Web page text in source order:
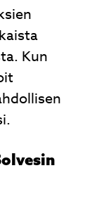
Kun